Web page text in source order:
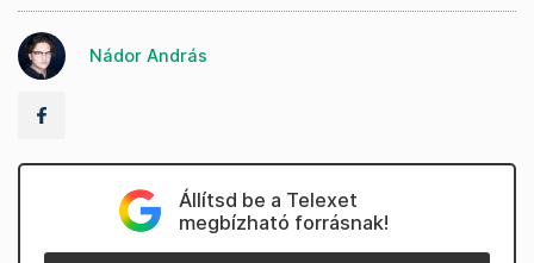
Nádor András
Állítsd be a Telexet
megbízható forrásnak!